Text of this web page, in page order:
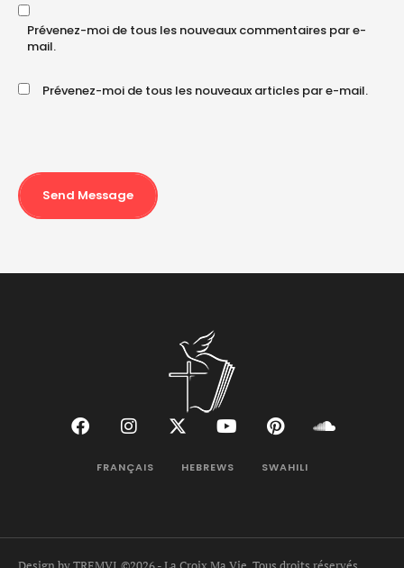
Prévenez-moi de tous les nouveaux commentaires par e-
mail.
Prévenez-moi de tous les nouveaux articles par e-mail.
Send Message
FRANÇAIS HEBREWS SWAHILI